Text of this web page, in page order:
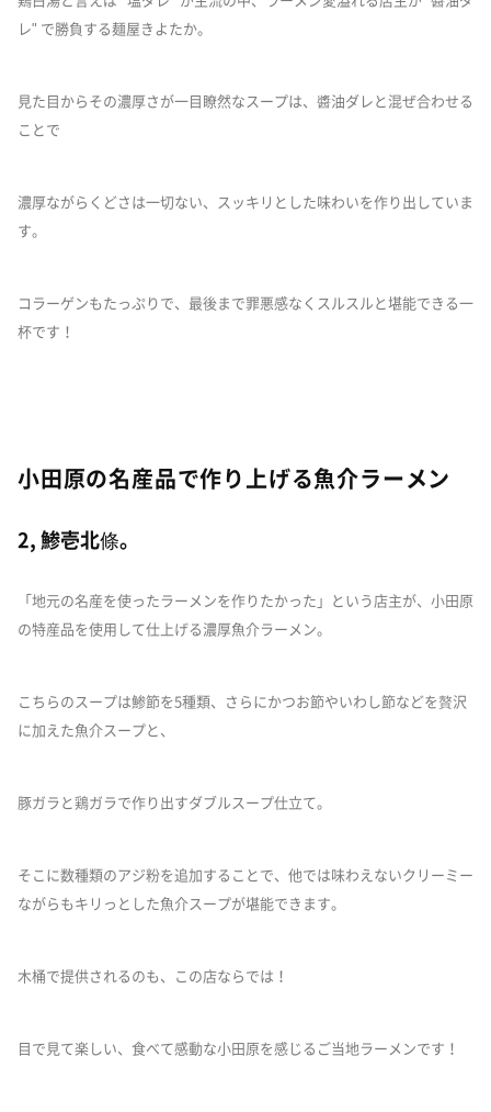
レ" で勝負する麺屋きよたか。
見た目からその濃厚さが一目瞭然なスープは、醬油ダレと混ぜ合わせる
ことで
濃厚ながらくどさは一切ない、スッキリとした味わいを作り出していま
す。
コラーゲンもたっぷりで、最後まで罪悪感なくスルスルと堪能できる一
杯です！
小田原の名産品で作り上げる魚介ラーメン
2, 鯵壱北條。
「地元の名産を使ったラーメンを作りたかった」という店主が、小田原
の特産品を使用して仕上げる濃厚魚介ラーメン。
こちらのスープは鯵節を5種類、さらにかつお節やいわし節などを贅沢
に加えた魚介スープと、
豚ガラと鶏ガラで作り出すダブルスープ仕立て。
そこに数種類のアジ粉を追加することで、他では味わえないクリーミー
ながらもキリっとした魚介スープが堪能できます。
木桶で提供されるのも、この店ならでは！
目で見て楽しい、食べて感動な小田原を感じるご当地ラーメンです！